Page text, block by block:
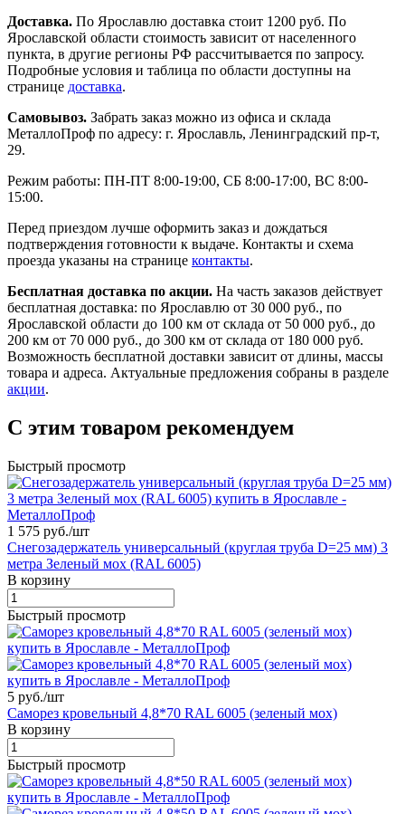
Доставка. По Ярославлю доставка стоит 1200 руб. По
Ярославской области стоимость зависит от населенного
пункта, в другие регионы РФ рассчитывается по запросу.
Подробные условия и таблица по области доступны на
странице доставка.
Самовывоз. Забрать заказ можно из офиса и склада
МеталлоПроф по адресу: г. Ярославль, Ленинградский пр-т,
29.
Режим работы: ПН-ПТ 8:00-19:00, СБ 8:00-17:00, ВС 8:00-
15:00.
Перед приездом лучше оформить заказ и дождаться
подтверждения готовности к выдаче. Контакты и схема
проезда указаны на странице контакты.
Бесплатная доставка по акции. На часть заказов действует
бесплатная доставка: по Ярославлю от 30 000 руб., по
Ярославской области до 100 км от склада от 50 000 руб., до
200 км от 70 000 руб., до 300 км от склада от 180 000 руб.
Возможность бесплатной доставки зависит от длины, массы
товара и адреса. Актуальные предложения собраны в разделе
акции.
С этим товаром рекомендуем
Быстрый просмотр
1 575 руб./шт
Снегозадержатель универсальный (круглая труба D=25 мм) 3
метра Зеленый мох (RAL 6005)
В корзину
Быстрый просмотр
5 руб./шт
Саморез кровельный 4,8*70 RAL 6005 (зеленый мох)
В корзину
Быстрый просмотр